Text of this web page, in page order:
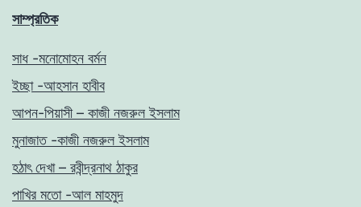
সাম্প্রতিক
সাধ -মনোমোহন বর্মন
ইচ্ছা -আহসান হাবীব
আপন-পিয়াসী – কাজী নজরুল ইসলাম
মুনাজাত -কাজী নজরুল ইসলাম
হঠাৎ দেখা – রবীন্দ্রনাথ ঠাকুর
পাখির মতো -আল মাহমুদ